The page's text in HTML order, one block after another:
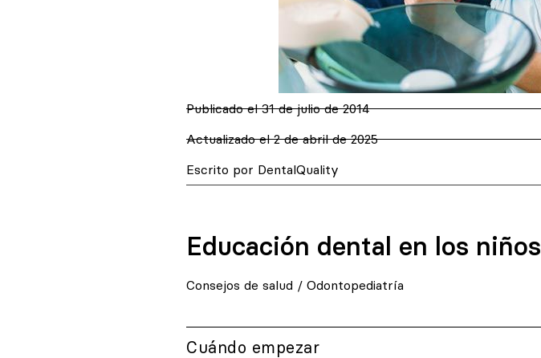
Publicado el 31 de julio de 2014
Actualizado el 2 de abril de 2025
Escrito por DentalQuality
Educación dental en los niños
Consejos de salud / Odontopediatría
Cuándo empezar